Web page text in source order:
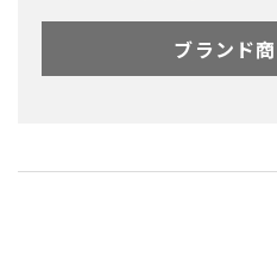
ブランド